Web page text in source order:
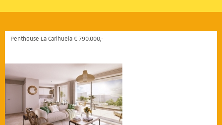
Penthouse La Carihuela € 790.000,-